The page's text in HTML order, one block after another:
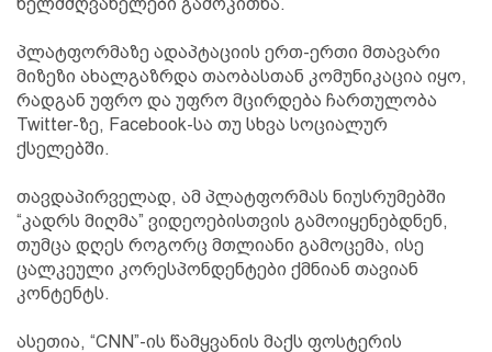
პლატფორმაზე ადაპტაციის ერთ-ერთი მთავარი
მიზეზი ახალგაზრდა თაობასთან კომუნიკაცია იყო,
რადგან უფრო და უფრო მცირდება ჩართულობა
Twitter-ზე, Facebook-სა თუ სხვა სოციალურ
ქსელებში.
თავდაპირველად, ამ პლატფორმას ნიუსრუმებში
“კადრს მიღმა” ვიდეოებისთვის გამოიყენებდნენ,
თუმცა დღეს როგორც მთლიანი გამოცემა, ისე
ცალკეული კორესპონდენტები ქმნიან თავიან
კონტენტს.
ასეთია, “CNN”-ის წამყვანის მაქს ფოსტერის